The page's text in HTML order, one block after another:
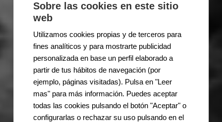
Sobre las cookies en este sitio
web
Utilizamos cookies propias y de terceros para
fines analíticos y para mostrarte publicidad
personalizada en base un perfil elaborado a
partir de tus hábitos de navegación (por
ejemplo, páginas visitadas). Pulsa en "Leer
mas" para más información. Puedes aceptar
todas las cookies pulsando el botón "Aceptar" o
configurarlas o rechazar su uso pulsando en el